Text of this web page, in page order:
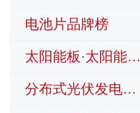
电池片品牌榜
太阳能板·太阳能电池品牌榜
分布式光伏发电品牌榜